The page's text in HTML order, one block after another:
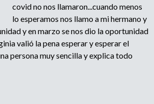
covid no nos llamaron...cuando menos
lo esperamos nos llamo a mi hermano y
y en marzo se nos dio la oportunidad
valió la pena esperar y esperar el
persona muy sencilla y explica todo